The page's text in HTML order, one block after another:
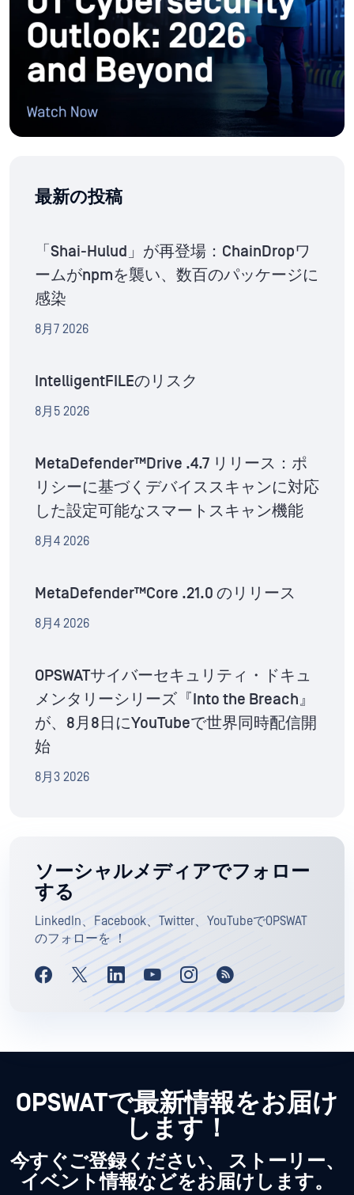
最新の投稿
「Shai-Hulud」が再登場：ChainDropワ
ームがnpmを襲い、数百のパッケージに
感染
8月7 2026
IntelligentFILEのリスク
8月5 2026
MetaDefender™Drive .4.7 リリース：ポ
リシーに基づくデバイススキャンに対応
した設定可能なスマートスキャン機能
8月4 2026
MetaDefender™Core .21.0 のリリース
8月4 2026
OPSWATサイバーセキュリティ・ドキュ
メンタリーシリーズ『Into the Breach』
が、8月8日にYouTubeで世界同時配信開
始
8月3 2026
ソーシャルメディアでフォロー
する
LinkedIn、Facebook、Twitter、YouTubeでOPSWAT
のフォローを ！
OPSWATで最新情報をお届け
します！
今すぐご登録ください、 ストーリー、
イベント情報などをお届けします。